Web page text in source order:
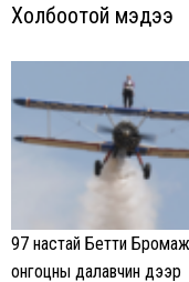
Холбоотой мэдээ
97 настай Бетти Бромаж
онгоцны далавчин дээр